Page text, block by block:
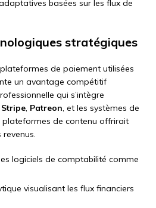
basées sur les flux de
stratégiques
de paiement utilisées
un avantage compétitif
qui s’intègre
Stripe, Patreon, et les systèmes de
de contenu offrirait
logiciels de comptabilité comme
visualisant les flux financiers